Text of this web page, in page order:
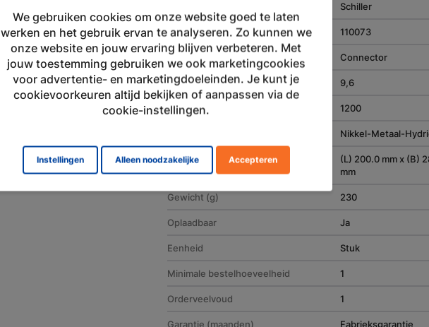
Schiller
Artikelnummer 110073
Aansluiting Connector
Voltage (V) 9,6
Amperage (mAh) 1200
Nikkel-Metaal-
Afmeting
(L) 200.0 mm x (B)
mm
Gewicht (g) 230
Oplaadbaar Ja
Eenheid Stuk
Minimale bestelhoeveelheid 1
Orderveelvoud 1
Garantie (maanden) Fabrieksgarantie
We gebruiken cookies om onze website goed te laten
werken en het gebruik ervan te analyseren. Zo kunnen we
onze website en jouw ervaring blijven verbeteren. Met
jouw toestemming gebruiken we ook marketingcookies
voor advertentie- en marketingdoeleinden. Je kunt je
cookievoorkeuren altijd bekijken of aanpassen via de
cookie-instellingen.
Instellingen Alleen noodzakelijke Accepteren